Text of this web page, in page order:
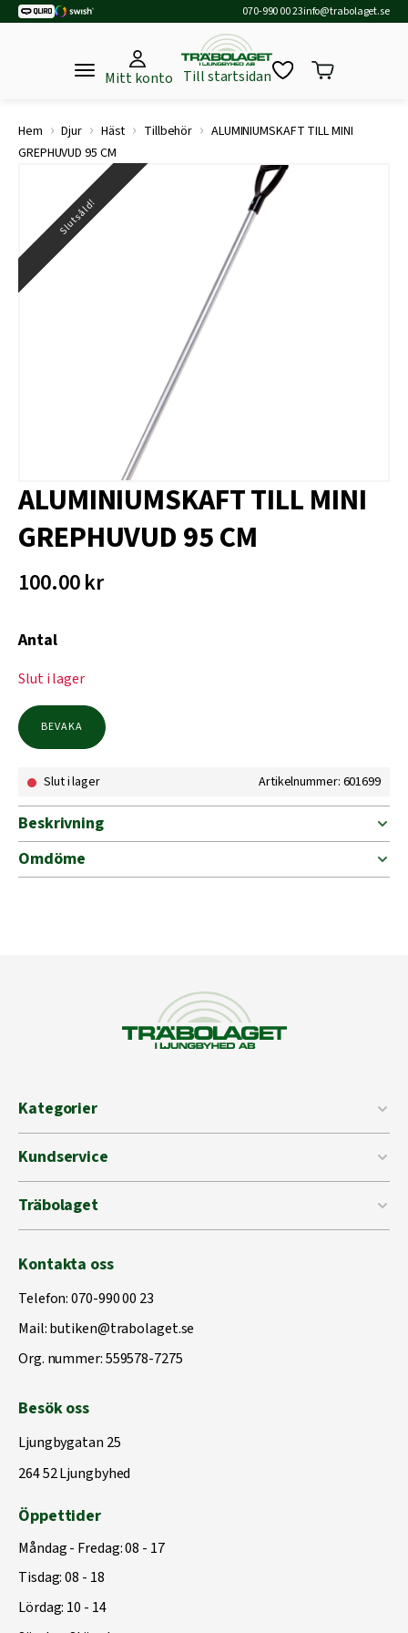
070-990 00 23info@trabolaget.se
Mitt konto Till startsidan
Hem › Djur › Häst › Tillbehör › ALUMINIUMSKAFT TILL MINI
GREPHUVUD 95 CM
Slutsåld!
ALUMINIUMSKAFT TILL MINI
GREPHUVUD 95 CM
100.00kr
Antal
Slut i lager
BEVAKA
Slut i lager Artikelnummer: 601699
Beskrivning
Omdöme
Kategorier
Kundservice
Träbolaget
Kontakta oss
Telefon:070-990 00 23
Mail:butiken@trabolaget.se
Org. nummer: 559578-7275
Besök oss
Ljungbygatan 25
264 52 Ljungbyhed
Öppettider
Måndag - Fredag: 08 - 17
Tisdag: 08 - 18
Lördag: 10 - 14